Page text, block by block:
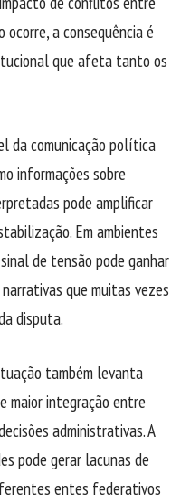
ocorre, a consequência é
que afeta tanto os
da comunicação política
informações sobre
pode amplificar
Em ambientes
de tensão pode ganhar
que muitas vezes
disputa.
também levanta
maior integração entre
administrativas. A
pode gerar lacunas de
entes federativos